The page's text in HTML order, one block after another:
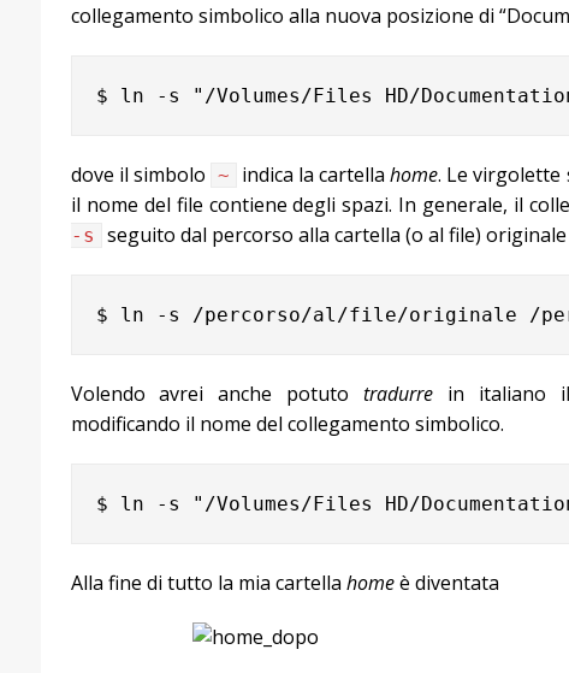
collegamento simbolico alla nuova posizione di
dove il simbolo ~ indica la cartellahome. Le virgolette
il nome del file contiene degli spazi. In generale, il
-s
seguito dal percorso alla cartella (o al file)
Volendo avrei anche potutotradurre in italiano il
modificando il nome del collegamento simbolico.
Alla fine di tutto la mia cartella homeè diventata